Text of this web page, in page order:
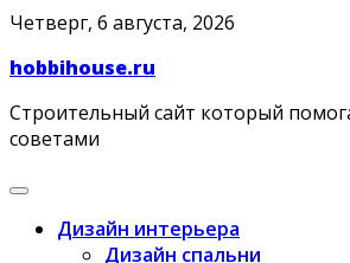
Skip
content
Четверг, 6 августа, 2026
hobbihouse.ru
Строительный сайт который
советами
Дизайн интерьера
Дизайн спальни